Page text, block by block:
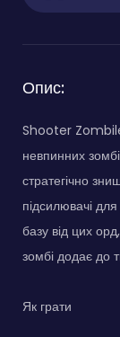
Опис:
Shooter
невпинних
стратегічно
підсилювачі
базу від цих
зомбі додає до
Як грати